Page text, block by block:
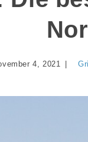
4, 2021